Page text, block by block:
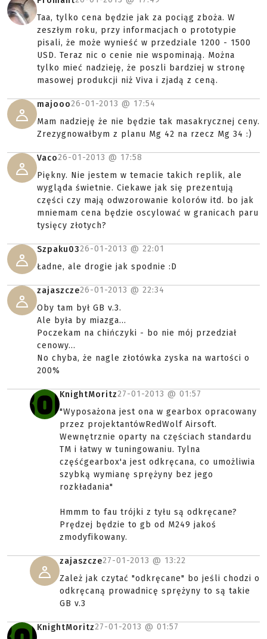
Taa, tylko cena będzie jak za pociąg zboża. W
zeszłym roku, przy informacjach o prototypie
pisali, że może wynieść w przedziale 1200 - 1500
USD. Teraz nic o cenie nie wspominają. Można
tylko mieć nadzieję, że poszli bardziej w stronę
masowej produkcji niż Viva i zjadą z ceną.
majooo26-01-2013 @ 17:54
Mam nadzieję że nie będzie tak masakrycznej ceny.
Zrezygnowałbym z planu Mg 42 na rzecz Mg 34 :)
Vaco26-01-2013 @ 17:58
Piękny. Nie jestem w temacie takich replik, ale
wygląda świetnie. Ciekawe jak się prezentują
części czy mają odwzorowanie kolorów itd. bo jak
mniemam cena będzie oscylować w granicach paru
tysięcy złotych?
Szpaku0326-01-2013 @ 22:01
Ładne, ale drogie jak spodnie :D
zajaszcze26-01-2013 @ 22:34
Oby tam był GB v.3.
Ale była by miazga...
Poczekam na chińczyki - bo nie mój przedział
cenowy...
No chyba, że nagle złotówka zyska na wartości o
200%
KnightMoritz27-01-2013 @ 01:57
"Wyposażona jest ona w gearbox opracowany
przez projektantówRedWolf Airsoft.
Wewnętrznie oparty na częściach standardu
TM i łatwy w tuningowaniu. Tylna
częśćgearbox'a jest odkręcana, co umożliwia
szybką wymianę sprężyny bez jego
rozkładania"
Hmmm to fau trójki z tyłu są odkręcane?
Prędzej będzie to gb od M249 jakoś
zmodyfikowany.
zajaszcze27-01-2013 @ 13:22
Zależ jak czytać "odkręcane" bo jeśli chodzi o
odkręcaną prowadnicę sprężyny to są takie
GB v.3
KnightMoritz27-01-2013 @ 01:57